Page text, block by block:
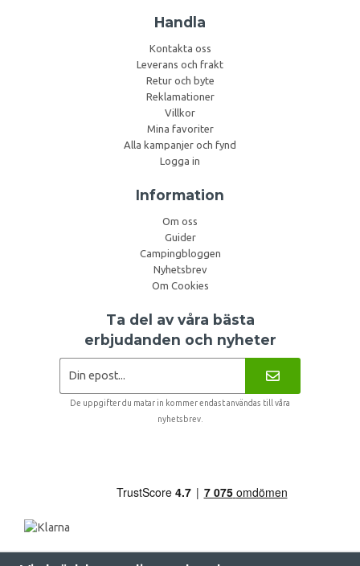
Handla
Kontakta oss
Leverans och frakt
Retur och byte
Reklamationer
Villkor
Mina favoriter
Alla kampanjer och fynd
Logga in
Information
Om oss
Guider
Campingbloggen
Nyhetsbrev
Om Cookies
Ta del av våra bästa
erbjudanden och nyheter
De uppgifter du matar in kommer endast användas till våra
nyhetsbrev.